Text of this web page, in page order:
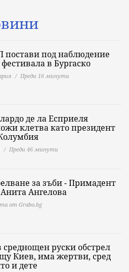
постави под наблюдение
в Бургаско
Преди 16 минути
де ла Есприеля
клетва като президент
Преди 46 минути
за зъби - Примадент
Ангелова
от Grabo.bg
среднощен руски обстрел
Киев, има жертви, сред
и дете